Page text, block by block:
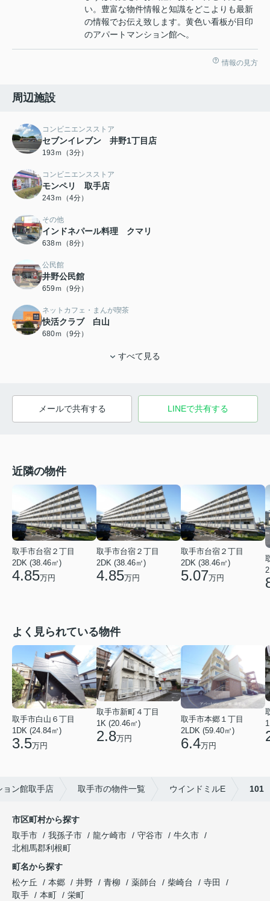
い。豊富な物件情報と知識をどこよりも最新
の情報でお伝え致します。黄色い看板が目印
のアパートマンション館へ。
情報の見方
周辺施設
コンビニエンスストア
セブンイレブン 井野1丁目店
193ｍ（3分）
コンビニエンスストア
モンペリ 取手店
243ｍ（4分）
その他
インドネパール料理 クマリ
638ｍ（8分）
公民館
井野公民館
659ｍ（9分）
ネットカフェ・まんが喫茶
快活クラブ 白山
680ｍ（9分）
すべて見る
メールで共有する LINEで共有する
近隣の物件
取手市台宿２丁目
2DK (38.46㎡)
4.85万円
取手市台宿２丁目
2DK (38.46㎡)
4.85万円
取手市台宿２丁目
2DK (38.46㎡)
5.07万円
よく見られている物件
取手市白山６丁目
1DK (24.84㎡)
3.5万円
取手市新町４丁目
1K (20.46㎡)
2.8万円
取手市本郷１丁目
2LDK (59.40㎡)
6.4万円
ョン館取手店 取手市の物件一覧 ウインドミルE 101
市区町村から探す
取手市
我孫子市 龍ケ崎市 守谷市
牛久市
北相馬郡利根町
町名から探す
松ケ丘
本郷 井野 青柳 薬師台 柴崎台
寺田
取手
本町
栄町